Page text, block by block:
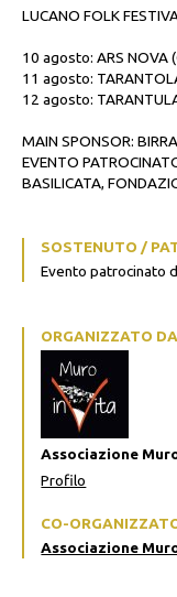
LUCANO FOLK
10 agosto: ARS NOVA
11 agosto:
12 agosto:
MAIN SPONSOR:
EVENTO
BASILICATA,
SOSTENUTO /
Evento patrocinato
ORGANIZZATO DA
Associazione
Profilo
CO-
Associazione